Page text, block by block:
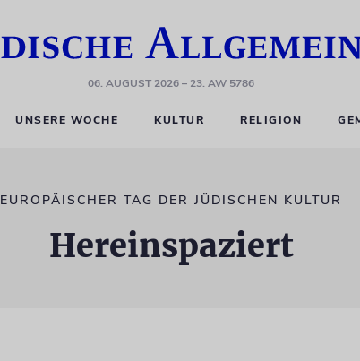
06. AUGUST 2026– 23. AW 5786
UNSERE WOCHE KULTUR RELIGION
EUROPÄISCHER TAG DER JÜDISCHEN KULTUR
Hereinspaziert